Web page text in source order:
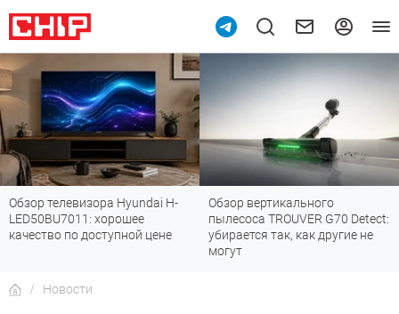
Обзор телевизора Hyundai H-
LED50BU7011: хорошее
качество по доступной цене
Обзор вертикального
пылесоса TROUVER G70 Detect:
убирается так, как другие не
могут
Новости